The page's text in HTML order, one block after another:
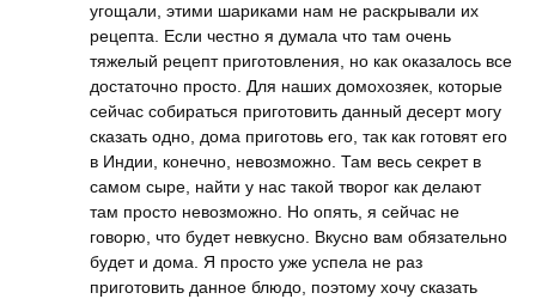
угощали, этими шариками нам не раскрывали их
рецепта. Если честно я думала что там очень
тяжелый рецепт приготовления, но как оказалось все
достаточно просто. Для наших домохозяек, которые
сейчас собираться приготовить данный десерт могу
сказать одно, дома приготовь его, так как готовят его
в Индии, конечно, невозможно. Там весь секрет в
самом сыре, найти у нас такой творог как делают
там просто невозможно. Но опять, я сейчас не
говорю, что будет невкусно. Вкусно вам обязательно
будет и дома. Я просто уже успела не раз
приготовить данное блюдо, поэтому хочу сказать